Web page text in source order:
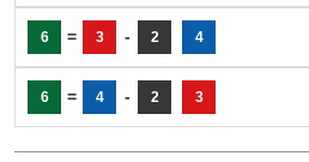
6 = 3 - 2 4
6 = 4 - 2 3